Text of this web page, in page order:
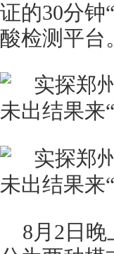
证的30分钟
酸检测平台。
8月2日